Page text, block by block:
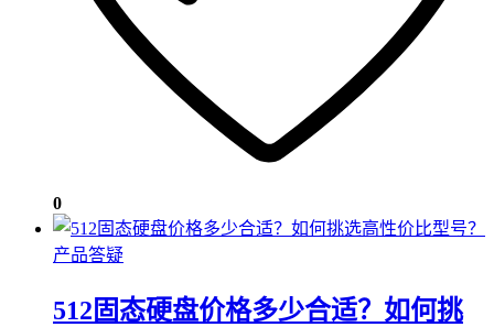
0
产品答疑
512固态硬盘价格多少合适？如何挑